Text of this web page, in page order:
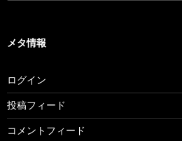
メタ情報
ログイン
投稿フィード
コメントフィード